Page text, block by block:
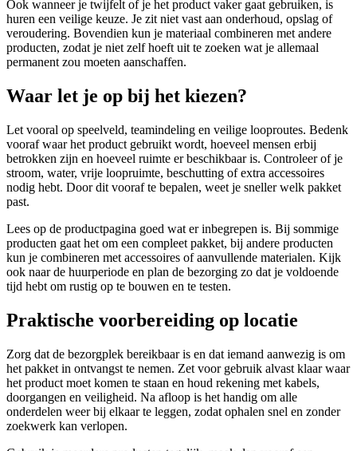
Ook wanneer je twijfelt of je het product vaker gaat gebruiken, is
huren een veilige keuze. Je zit niet vast aan onderhoud, opslag of
veroudering. Bovendien kun je materiaal combineren met andere
producten, zodat je niet zelf hoeft uit te zoeken wat je allemaal
permanent zou moeten aanschaffen.
Waar let je op bij het kiezen?
Let vooral op speelveld, teamindeling en veilige looproutes. Bedenk
vooraf waar het product gebruikt wordt, hoeveel mensen erbij
betrokken zijn en hoeveel ruimte er beschikbaar is. Controleer of je
stroom, water, vrije loopruimte, beschutting of extra accessoires
nodig hebt. Door dit vooraf te bepalen, weet je sneller welk pakket
past.
Lees op de productpagina goed wat er inbegrepen is. Bij sommige
producten gaat het om een compleet pakket, bij andere producten
kun je combineren met accessoires of aanvullende materialen. Kijk
ook naar de huurperiode en plan de bezorging zo dat je voldoende
tijd hebt om rustig op te bouwen en te testen.
Praktische voorbereiding op locatie
Zorg dat de bezorgplek bereikbaar is en dat iemand aanwezig is om
het pakket in ontvangst te nemen. Zet voor gebruik alvast klaar waar
het product moet komen te staan en houd rekening met kabels,
doorgangen en veiligheid. Na afloop is het handig om alle
onderdelen weer bij elkaar te leggen, zodat ophalen snel en zonder
zoekwerk kan verlopen.